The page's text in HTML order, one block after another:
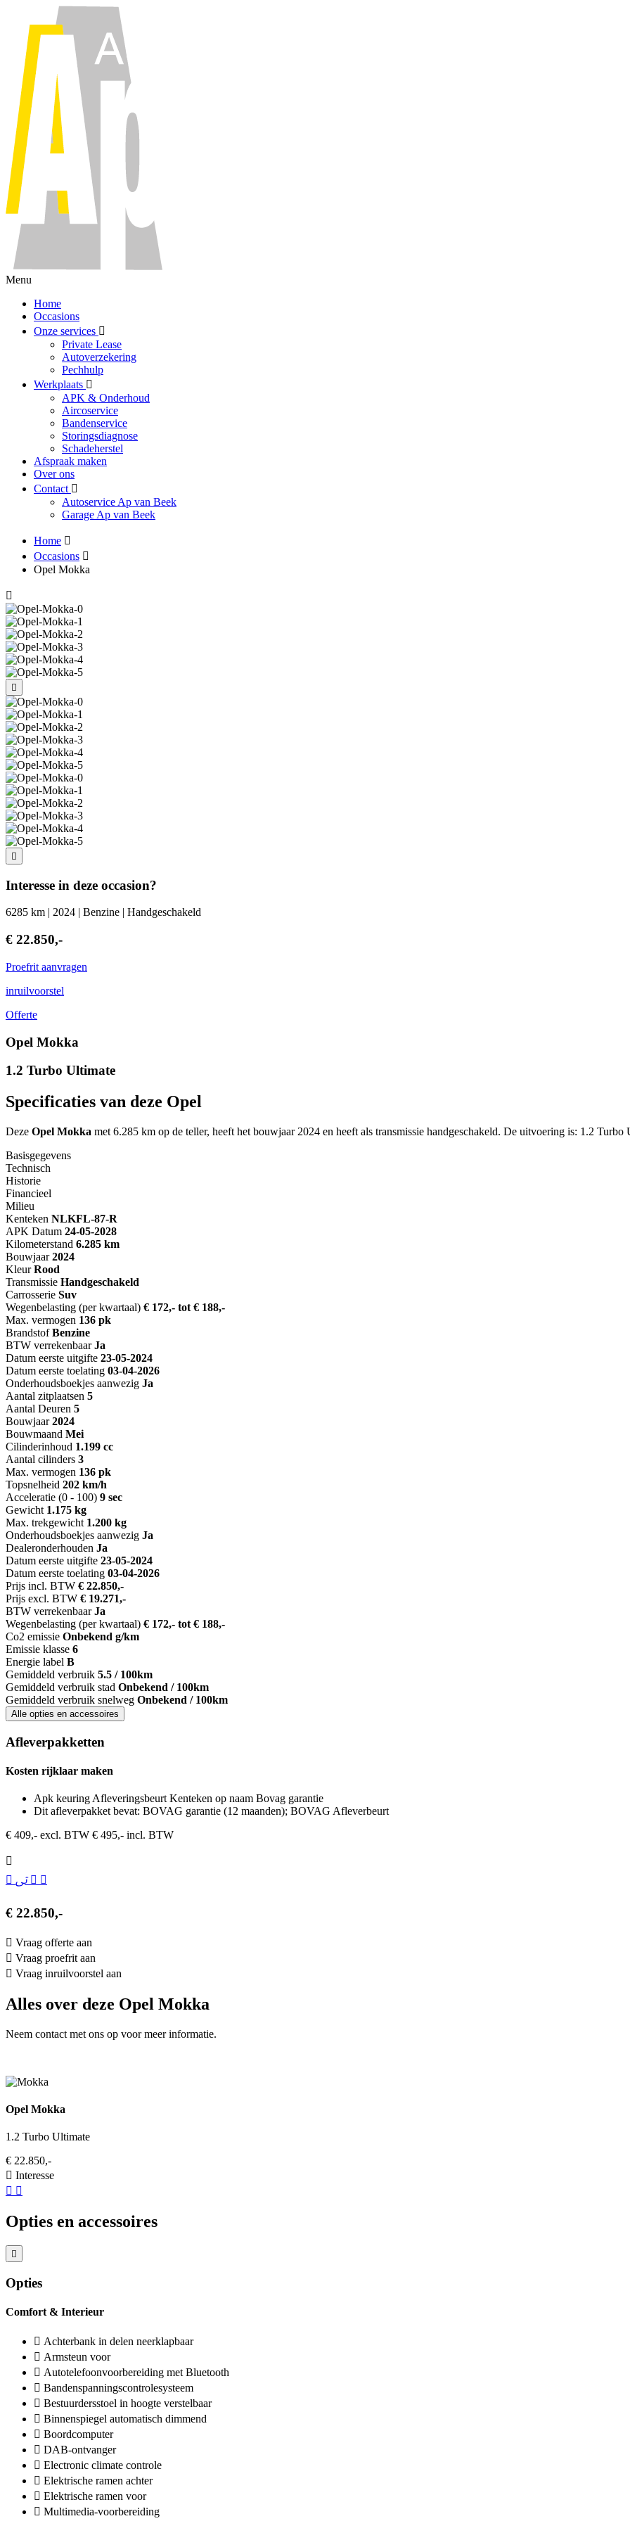
Menu
Home
Occasions
Onze services
Private Lease
Autoverzekering
Pechhulp
Werkplaats
APK & Onderhoud
Aircoservice
Bandenservice
Storingsdiagnose
Schadeherstel
Afspraak maken
Over ons
Contact
Autoservice Ap van Beek
Garage Ap van Beek
Home
Occasions
Opel Mokka
Interesse in deze occasion?
6285 km | 2024 | Benzine | Handgeschakeld
€ 22.850,-
Proefrit aanvragen
inruilvoorstel
Offerte
Opel Mokka
1.2 Turbo Ultimate
Specificaties van deze Opel
Deze Opel Mokka met 6.285 km op de teller, heeft het bouwjaar 2024 en heeft als transmissie handgeschakeld. De uitvoering is: 1.2 Turbo
Basisgegevens
Technisch
Historie
Financieel
Milieu
Kenteken NLKFL-87-R
APK Datum 24-05-2028
Kilometerstand 6.285 km
Bouwjaar 2024
Kleur Rood
Transmissie Handgeschakeld
Carrosserie Suv
Wegenbelasting (per kwartaal) € 172,- tot € 188,-
Max. vermogen 136 pk
Brandstof Benzine
BTW verrekenbaar Ja
Datum eerste uitgifte 23-05-2024
Datum eerste toelating 03-04-2026
Onderhoudsboekjes aanwezig Ja
Aantal zitplaatsen 5
Aantal Deuren 5
Bouwjaar 2024
Bouwmaand Mei
Cilinderinhoud 1.199 cc
Aantal cilinders 3
Max. vermogen 136 pk
Topsnelheid 202 km/h
Acceleratie (0 - 100) 9 sec
Gewicht 1.175 kg
Max. trekgewicht 1.200 kg
Onderhoudsboekjes aanwezig Ja
Dealeronderhouden Ja
Datum eerste uitgifte 23-05-2024
Datum eerste toelating 03-04-2026
Prijs incl. BTW € 22.850,-
Prijs excl. BTW € 19.271,-
BTW verrekenbaar Ja
Wegenbelasting (per kwartaal) € 172,- tot € 188,-
Co2 emissie Onbekend g/km
Emissie klasse 6
Energie label B
Gemiddeld verbruik 5.5 / 100km
Gemiddeld verbruik stad Onbekend / 100km
Gemiddeld verbruik snelweg Onbekend / 100km
Alle opties en accessoires
Afleverpakketten
Kosten rijklaar maken
Apk keuring Afleveringsbeurt Kenteken op naam Bovag garantie
Dit afleverpakket bevat: BOVAG garantie (12 maanden); BOVAG Afleverbeurt
€ 409,- excl. BTW € 495,- incl. BTW
€ 22.850,-
Vraag offerte aan
Vraag proefrit aan
Vraag inruilvoorstel aan
Alles over deze Opel Mokka
Neem contact met ons op voor meer informatie.
Opel Mokka
1.2 Turbo Ultimate
€ 22.850,-
Interesse
Opties en accessoires
Opties
Comfort & Interieur
Achterbank in delen neerklapbaar
Armsteun voor
Autotelefoonvoorbereiding met Bluetooth
Bandenspanningscontrolesysteem
Bestuurdersstoel in hoogte verstelbaar
Binnenspiegel automatisch dimmend
Boordcomputer
DAB-ontvanger
Electronic climate controle
Elektrische ramen achter
Elektrische ramen voor
Multimedia-voorbereiding